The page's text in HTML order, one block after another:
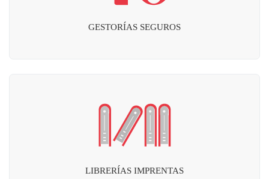
GESTORÍAS SEGUROS
LIBRERÍAS IMPRENTAS